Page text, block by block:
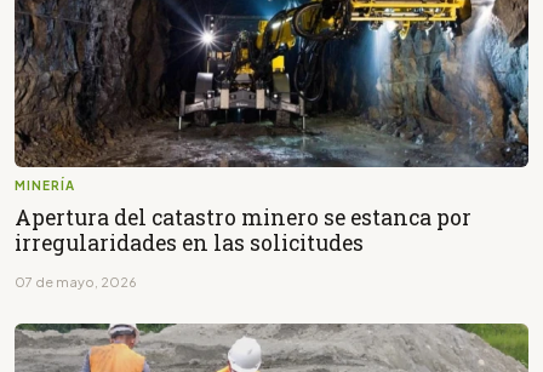
MINERÍA
Apertura del catastro minero se estanca por
irregularidades en las solicitudes
07 de mayo, 2026